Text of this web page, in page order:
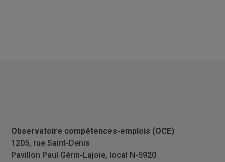
Observatoire compétences-emplois (OCE)
1205, rue Saint-Denis
Pavillon Paul Gérin-Lajoie, local N-5920